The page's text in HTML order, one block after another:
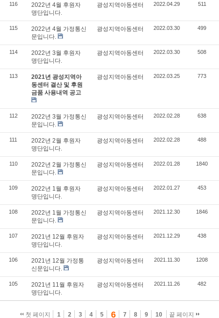
116
2022년 4월 후원자
명단입니다.
광성지역아동센터 2022.04.29 511
115
2022년 4월 가정통신
문입니다.
광성지역아동센터 2022.03.30 499
114
2022년 3월 후원자
명단입니다.
광성지역아동센터 2022.03.30 508
113
2021년 광성지역아
동센터 결산 및 후원
금품 사용내역 공고
광성지역아동센터 2022.03.25 773
112
2022년 3월 가정통신
문입니다.
광성지역아동센터 2022.02.28 638
111
2022년 2월 후원자
명단입니다.
광성지역아동센터 2022.02.28 488
110
2022년 2월 가정통신
문입니다.
광성지역아동센터 2022.01.28 1840
109
2022년 1월 후원자
명단입니다.
광성지역아동센터 2022.01.27 453
108
2022년 1월 가정통신
문입니다.
광성지역아동센터 2021.12.30 1846
107
2021년 12월 후원자
명단입니다.
광성지역아동센터 2021.12.29 438
106
2021년 12월 가정통
신문입니다.
광성지역아동센터 2021.11.30 1208
105
2021년 11월 후원자
명단입니다.
광성지역아동센터 2021.11.26 482
첫 페이지 1 2 3 4 5 6 7 8 9 10 끝 페이지